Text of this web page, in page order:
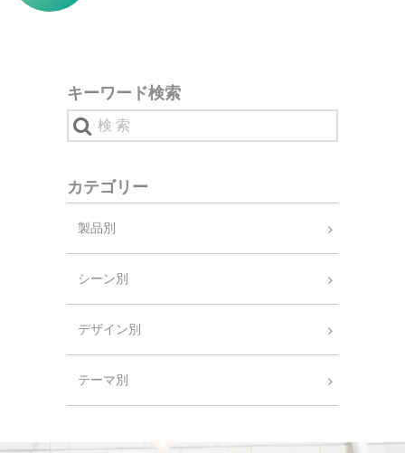
キーワード検索
カテゴリー
製品別
シーン別
デザイン別
テーマ別